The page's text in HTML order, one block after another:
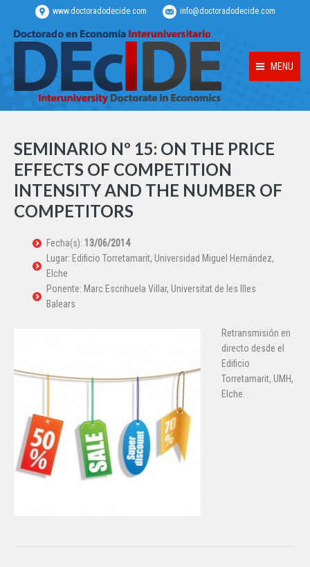
www.doctoradodecide.com info@doctoradodecide.com
MENU
SEMINARIO Nº 15: ON THE PRICE
EFFECTS OF COMPETITION
INTENSITY AND THE NUMBER OF
COMPETITORS
Fecha(s): 13/06/2014
Lugar: Edificio Torretamarit, Universidad Miguel Hernández,
Elche
Ponente: Marc Escrihuela Villar, Universitat de les Illes
Balears
Retransmisión en
directo desde el
Edificio
Torretamarit, UMH,
Elche.